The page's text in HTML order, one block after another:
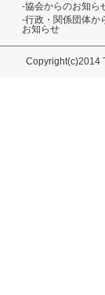
-協会からのお知ら
-行政・関係団体か
お知らせ
Copyright(c)2014